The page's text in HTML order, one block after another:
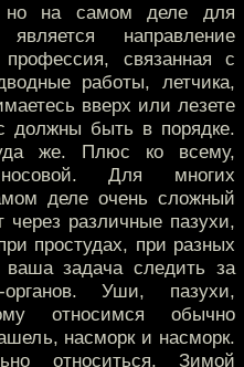
но на самом деле для
направление
профессия, связанная с
работы, летчика,
вверх или лезете
должны быть в порядке.
же. Плюс ко всему,
Для многих
деле очень сложный
через различные пазухи,
простудах, при разных
ваша задача следить за
Уши, пазухи,
относимся обычно
насморк и насморк.
относиться. Зимой